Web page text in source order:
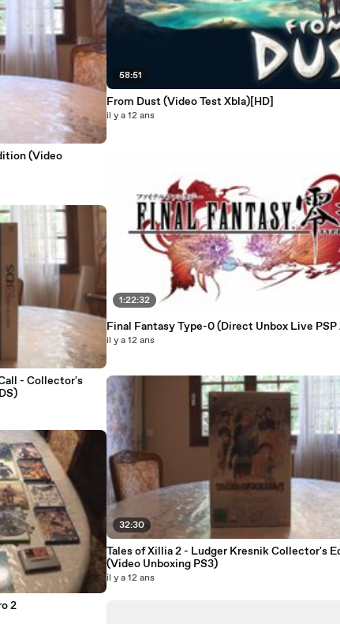
(Video
- Collector's
2
58:51
From Dust (Video Test Xbla)[HD]
il y a 12 ans
1:22:32
Final Fantasy Type-0 (Direct Unbox Live PSP
il y a 12 ans
32:30
Tales of Xillia 2 - Ludger Kresnik Collector's
(Video Unboxing PS3)
il y a 12 ans